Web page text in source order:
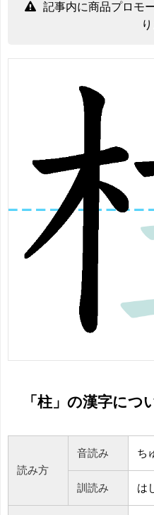
記事内に商品プロモ
「柱」の漢字につ
読み方
音読み ち
訓読み は